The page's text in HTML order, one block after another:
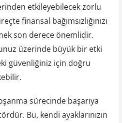
etkileyebilecek zorlu
finansal bağımsızlığınızı
son derece önemlidir.
üzerinde büyük bir etki
güvenliğiniz için doğru
sürecinde başarıya
Bu, kendi ayaklarınızın